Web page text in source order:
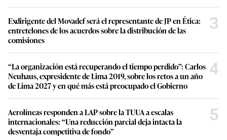
Exdirigente del Movadef será el representante de JP en Ética:
entretelones de los acuerdos sobre la distribución de las
comisiones
3
“La organización está recuperando el tiempo perdido”: Carlos
Neuhaus, expresidente de Lima 2019, sobre los retos a un año
de Lima 2027 y en qué más está preocupado el Gobierno
4
Aerolíneas responden a LAP sobre la TUUA a escalas
internacionales: “Una reducción parcial deja intacta la
desventaja competitiva de fondo”
5